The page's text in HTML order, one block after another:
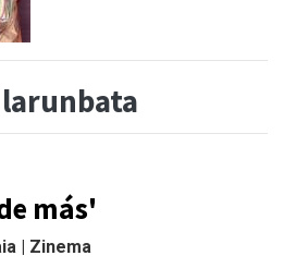
más'
| Zinema